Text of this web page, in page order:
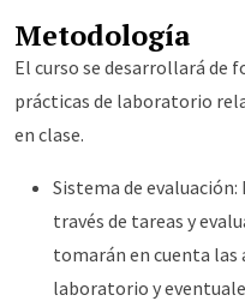
Metodología
El curso se desarrollará de
prácticas de laboratorio
en clase.
Sistema de evaluación:
través de tareas y
tomarán en cuenta las
laboratorio y